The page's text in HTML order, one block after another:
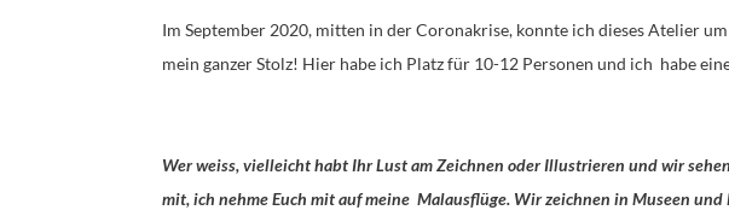
Im September 2020, mitten in der Coronakrise, konnte ich dieses Atelier
mein ganzer Stolz! Hier habe ich Platz für 10-12 Personen und ich habe
Wer weiss, vielleicht habt Ihr Lust am Zeichnen oder Illustrieren und wir
mit, ich nehme Euch mit auf meine Malausflüge. Wir zeichnen in Museen und